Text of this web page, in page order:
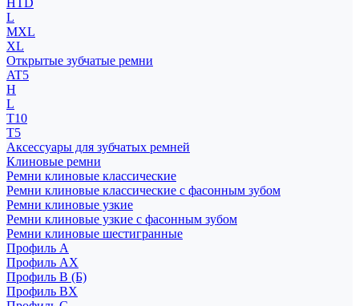
HTD
L
MXL
XL
Открытые зубчатые ремни
AT5
H
L
T10
T5
Аксессуары для зубчатых ремней
Клиновые ремни
Ремни клиновые классические
Ремни клиновые классические с фасонным зубом
Ремни клиновые узкие
Ремни клиновые узкие с фасонным зубом
Ремни клиновые шестигранные
Профиль A
Профиль AX
Профиль B (Б)
Профиль BX